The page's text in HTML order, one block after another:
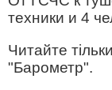
техники и 4
Читайте
"Барометр".